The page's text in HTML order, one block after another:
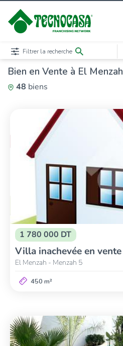
Bien en Vente à El Menzah
48 biens
Filtrer la recherche
1 780 000 DT
Villa inachevée en vente
El Menzah - Menzah 5
450 m²